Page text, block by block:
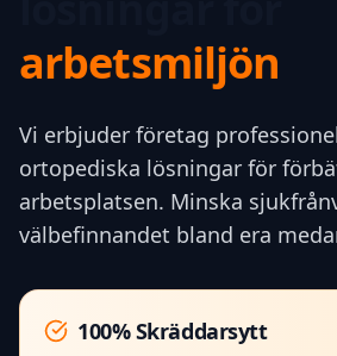
arbetsmiljön
Vi erbjuder företag
ortopediska lösningar för
arbetsplatsen. Minska
välbefinnandet bland era
100% Skräddarsytt